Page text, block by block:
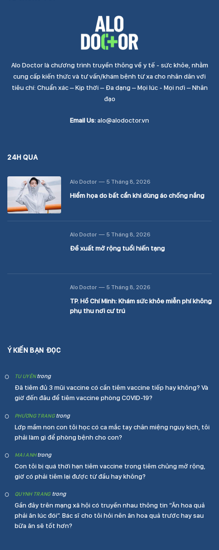
Alo Doctor là chương trình truyền thông về y tế - sức khỏe, nhằm
cung cấp kiến thức và tư vấn/khám bệnh từ xa cho nhân dân với
tiêu chí: Chuẩn xác – Kịp thời – Đa dạng – Mọi lúc - Mọi nơi – Nhân
đạo
Email Us:alo@alodoctor.vn
24H QUA
Alo Doctor 5 Tháng 8, 2026
Hiểm họa do bất cẩn khi dùng áo chống nắng
Alo Doctor 5 Tháng 8, 2026
Đề xuất mở rộng tuổi hiến tạng
Alo Doctor 5 Tháng 8, 2026
TP. Hồ Chí Minh: Khám sức khỏe miễn phí không
phụ thu nơi cư trú
Ý KIẾN BẠN ĐỌC
TU UYÊNtrong
Đã tiêm đủ 3 mũi vaccine có cần tiêm vaccine tiếp hay không? Và
giờ đến đâu để tiêm vaccine phòng COVID-19?
PHƯƠNG TRANGtrong
Lớp mầm non con tôi học có ca mắc tay chân miệng nguy kịch, tôi
phải làm gì để phòng bệnh cho con?
MAI ANHtrong
Con tôi bị quá thời hạn tiêm vaccine trong tiêm chủng mở rộng,
giờ có phải tiêm lại được từ đầu hay không?
QUYNH TRANGtrong
Gần đây trên mạng xã hội có truyền nhau thông tin “Ăn hoa quả
phải ăn lúc đói”. Bác sĩ cho tôi hỏi nên ăn hoa quả trước hay sau
bữa ăn sẽ tốt hơn?